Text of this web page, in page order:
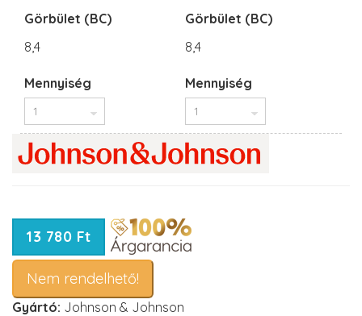
Görbület (BC)
8,4
Mennyiség
Görbület (BC)
8,4
Mennyiség
13 780 Ft
Nem rendelhető!
Gyártó: Johnson & Johnson